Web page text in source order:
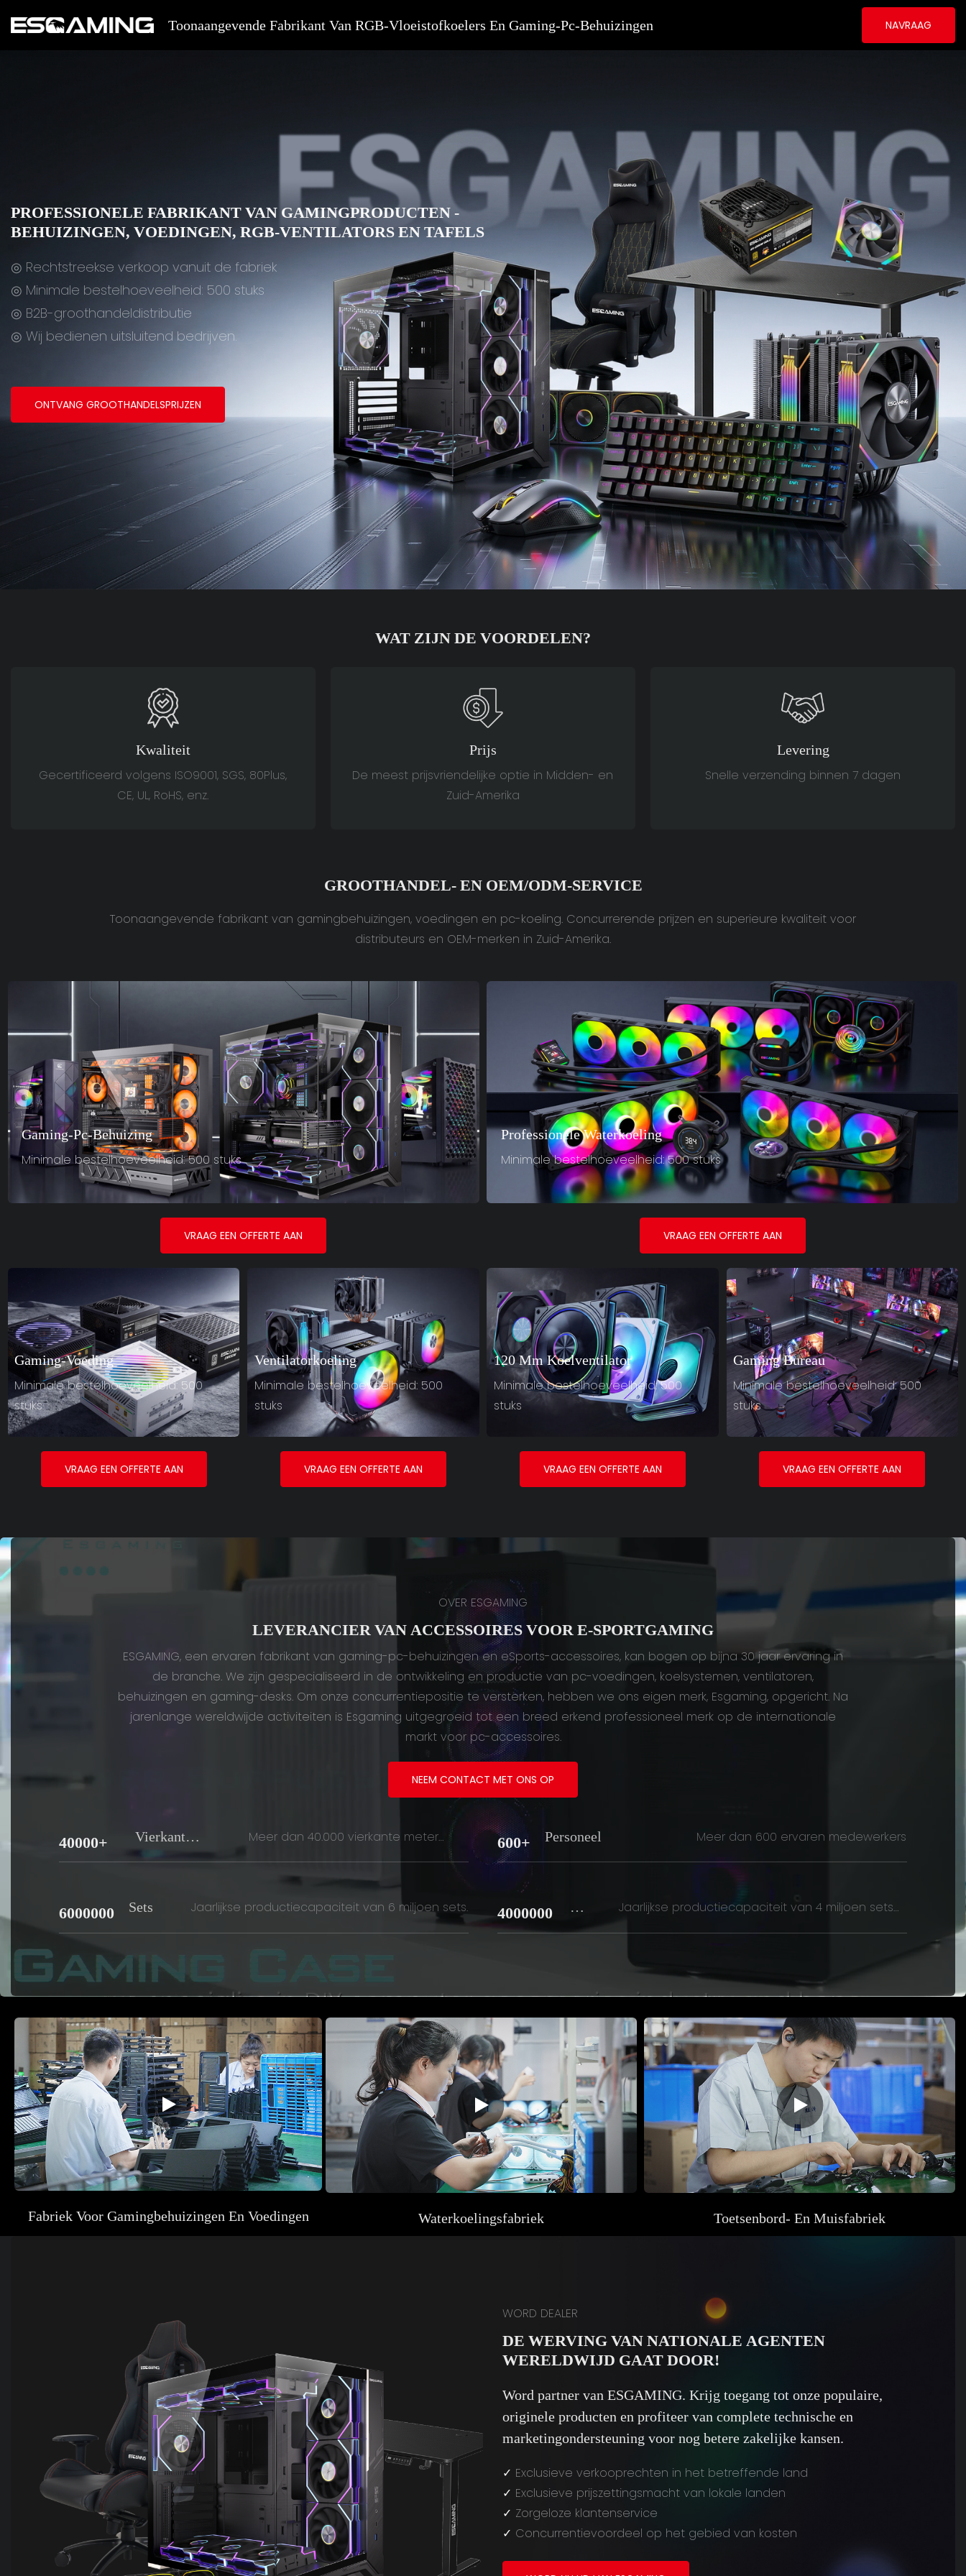
Toonaangevende Fabrikant Van RGB-Vloeistofkoelers En Gaming-Pc-Behuizingen NAVRAAG
PROFESSIONELE FABRIKANT VAN GAMINGPRODUCTEN -
BEHUIZINGEN, VOEDINGEN, RGB-VENTILATORS EN TAFELS
◎ Rechtstreekse verkoop vanuit de fabriek
◎ Minimale bestelhoeveelheid: 500 stuks
◎ B2B-groothandeldistributie
◎ Wij bedienen uitsluitend bedrijven.
ONTVANG GROOTHANDELSPRIJZEN
WAT ZIJN DE VOORDELEN?
Kwaliteit
Gecertificeerd volgens ISO9001, SGS, 80Plus,
CE, UL, RoHS, enz.
Prijs
De meest prijsvriendelijke optie in Midden- en
Zuid-Amerika
Levering
Snelle verzending binnen 7 dagen
GROOTHANDEL- EN OEM/ODM-SERVICE
Toonaangevende fabrikant van gamingbehuizingen, voedingen en pc-koeling. Concurrerende prijzen en superieure kwaliteit voor
distributeurs en OEM-merken in Zuid-Amerika.
Gaming-Pc-Behuizing
Minimale bestelhoeveelheid: 500 stuks
VRAAG EEN OFFERTE AAN
Professionele Waterkoeling
Minimale bestelhoeveelheid: 500 stuks
VRAAG EEN OFFERTE AAN
Gaming-Voeding
Minimale bestelhoeveelheid: 500
stuks
VRAAG EEN OFFERTE AAN
Ventilatorkoeling
Minimale bestelhoeveelheid: 500
stuks
VRAAG EEN OFFERTE AAN
120 Mm Koelventilator
Minimale bestelhoeveelheid: 500
stuks
VRAAG EEN OFFERTE AAN
Gaming Bureau
Minimale bestelhoeveelheid: 500
stuks
VRAAG EEN OFFERTE AAN
OVER ESGAMING
LEVERANCIER VAN ACCESSOIRES VOOR E-SPORTGAMING
ESGAMING, een ervaren fabrikant van gaming-pc-behuizingen en eSports-accessoires, kan bogen op bijna 30 jaar ervaring in
de branche. We zijn gespecialiseerd in de ontwikkeling en productie van pc-voedingen, koelsystemen, ventilatoren,
behuizingen en gaming-desks. Om onze concurrentiepositie te versterken, hebben we ons eigen merk, Esgaming, opgericht. Na
jarenlange wereldwijde activiteiten is Esgaming uitgegroeid tot een breed erkend professioneel merk op de internationale
markt voor pc-accessoires.
NEEM CONTACT MET ONS OP
40000+
Vierkante
Meters
Meer dan 40.000 vierkante meter
600+ Personeel Meer dan 600 ervaren medewerkers
6000000 Sets Jaarlijkse productiecapaciteit van 6 miljoen sets. 4000000
Set
S
Jaarlijkse productiecapaciteit van 4 miljoen sets
Fabriek Voor Gamingbehuizingen En Voedingen Waterkoelingsfabriek Toetsenbord- EnMuisfabriek
WORD DEALER
DE WERVING VAN NATIONALE AGENTEN
WERELDWIJD GAAT DOOR!
Word partner van ESGAMING. Krijg toegang tot onze populaire,
originele producten en profiteer van complete technische en
marketingondersteuning voor nog betere zakelijke kansen.
✓ Exclusieve verkooprechten in het betreffende land
✓ Exclusieve prijszettingsmacht van lokale landen
✓ Zorgeloze klantenservice
✓ Concurrentievoordeel op het gebied van kosten